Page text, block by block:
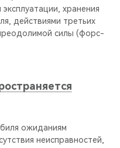
хранения
действиями третьих
силы (форс-
ожиданиям
неисправностей,